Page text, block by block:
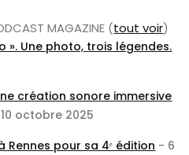
MAGAZINE (tout voir)
». Une photo, trois légendes.
création sonore immersive
octobre 2025
Rennes pour sa 4ᵉ édition - 6